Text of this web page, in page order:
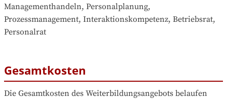
Managementhandeln, Personalplanung,
Prozessmanagement, Interaktionskompetenz, Betriebsrat,
Personalrat
Gesamtkosten
Die Gesamtkosten des Weiterbildungsangebots belaufen